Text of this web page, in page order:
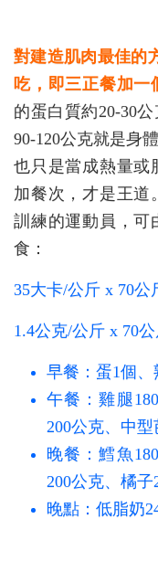
對建造肌肉最佳的
吃，即三正餐加一
的蛋白質約20-30
90-120公克就是身
也只是當成熱量或
加餐次，才是王道
訓練的運動員，可
食：
35大卡/公斤 x 70公
1.4公克/公斤 x 70
早餐：蛋1個、
午餐：雞腿
200公克、中
晚餐：鱈魚
200公克、橘子
晚點：低脂奶